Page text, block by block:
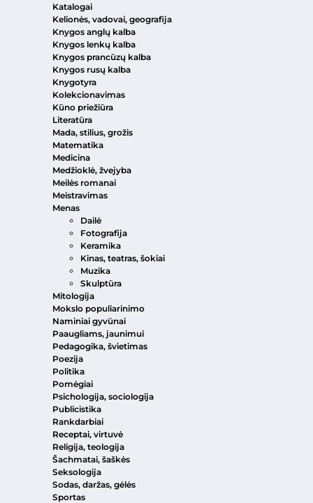
Katalogai
Kelionės, vadovai, geografija
Knygos anglų kalba
Knygos lenkų kalba
Knygos prancūzų kalba
Knygos rusų kalba
Knygotyra
Kolekcionavimas
Kūno priežiūra
Literatūra
Mada, stilius, grožis
Matematika
Medicina
Medžioklė, žvejyba
Meilės romanai
Meistravimas
Menas
Dailė
Fotografija
Keramika
Kinas, teatras, šokiai
Muzika
Skulptūra
Mitologija
Mokslo populiarinimo
Naminiai gyvūnai
Paaugliams, jaunimui
Pedagogika, švietimas
Poezija
Politika
Pomėgiai
Psichologija, sociologija
Publicistika
Rankdarbiai
Receptai, virtuvė
Religija, teologija
Šachmatai, šaškės
Seksologija
Sodas, daržas, gėlės
Sportas